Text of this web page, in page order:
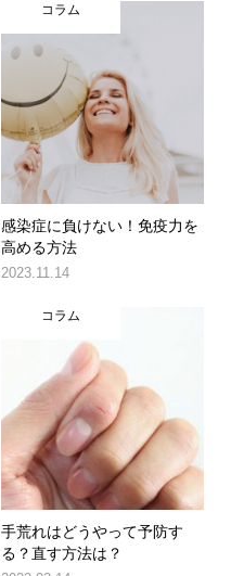
コラム
感染症に負けない！免疫力を
高める方法
2023.11.14
コラム
手荒れはどうやって予防す
る？直す方法は？